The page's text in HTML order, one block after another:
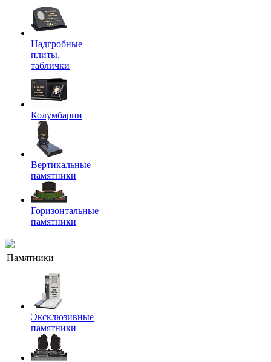
Надгробные
плиты,
таблички
Колумбарии
Вертикальные
памятники
Горизонтальные
памятники
Памятники
Эксклюзивные
памятники